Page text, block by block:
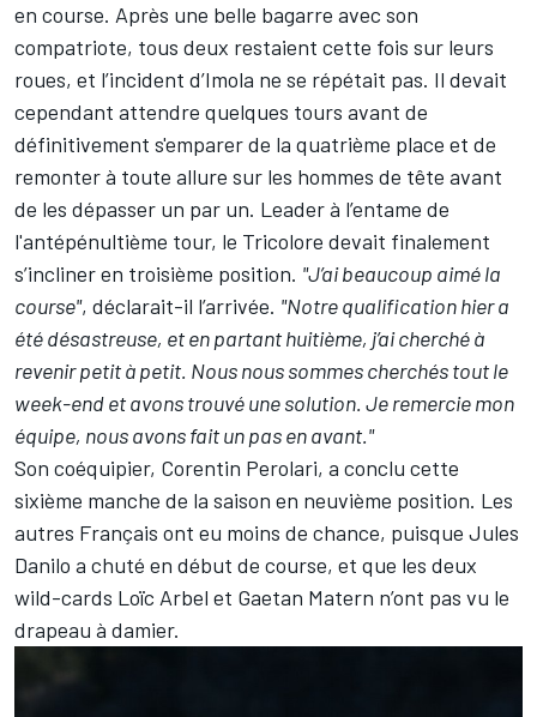
en course. Après une belle bagarre avec son
compatriote, tous deux restaient cette fois sur leurs
roues, et l’incident d’Imola ne se répétait pas. Il devait
cependant attendre quelques tours avant de
définitivement s'emparer de la quatrième place et de
remonter à toute allure sur les hommes de tête avant
de les dépasser un par un. Leader à l’entame de
l'antépénultième tour, le Tricolore devait finalement
s’incliner en troisième position. "J’ai beaucoup aimé la
course", déclarait-il l’arrivée. "Notre qualification hier a
été désastreuse, et en partant huitième, j’ai cherché à
revenir petit à petit. Nous nous sommes cherchés tout le
week-end et avons trouvé une solution. Je remercie mon
équipe, nous avons fait un pas en avant."
Son coéquipier, Corentin Perolari, a conclu cette
sixième manche de la saison en neuvième position. Les
autres Français ont eu moins de chance, puisque Jules
Danilo a chuté en début de course, et que les deux
wild-cards Loïc Arbel et Gaetan Matern n’ont pas vu le
drapeau à damier.